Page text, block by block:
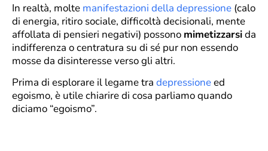
In realtà, molte manifestazioni della depressione (calo
di energia, ritiro sociale, difficoltà decisionali, mente
affollata di pensieri negativi) possono mimetizzarsida
indifferenza o centratura su di sé pur non essendo
mosse da disinteresse verso gli altri.
Prima di esplorare il legame tra depressioneed
egoismo, è utile chiarire di cosa parliamo quando
diciamo “egoismo”.